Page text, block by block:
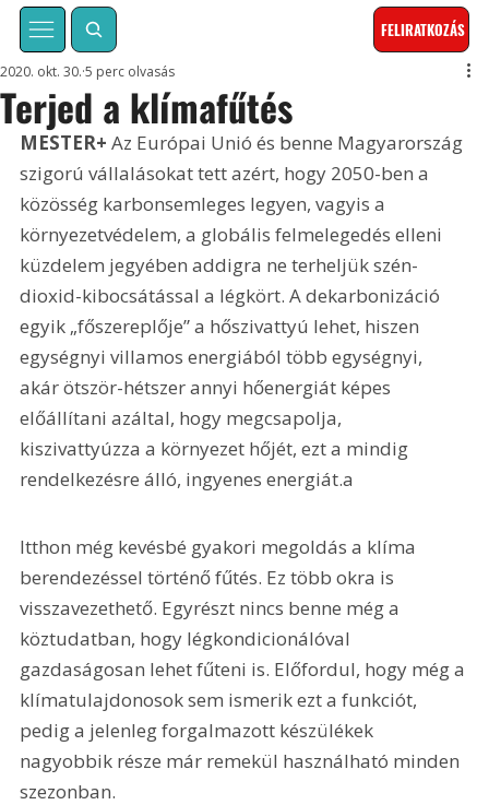
FELIRATKOZÁS
Terjed a klímafűtés
2020. okt. 30. 5 perc olvasás
MESTER+ Az Európai Unió és benne Magyarország
szigorú vállalásokat tett azért, hogy 2050-ben a
közösség karbonsemleges legyen, vagyis a
környezetvédelem, a globális felmelegedés elleni
küzdelem jegyében addigra ne terheljük szén-
dioxid-kibocsátással a légkört. A dekarbonizáció
egyik „főszereplője” a hőszivattyú lehet, hiszen
egységnyi villamos energiából több egységnyi,
akár ötször-hétszer annyi hőenergiát képes
előállítani azáltal, hogy megcsapolja,
kiszivattyúzza a környezet hőjét, ezt a mindig
rendelkezésre álló, ingyenes energiát.a
Itthon még kevésbé gyakori megoldás a klíma
berendezéssel történő fűtés. Ez több okra is
visszavezethető. Egyrészt nincs benne még a
köztudatban, hogy légkondicionálóval
gazdaságosan lehet fűteni is. Előfordul, hogy még a
klímatulajdonosok sem ismerik ezt a funkciót,
pedig a jelenleg forgalmazott készülékek
nagyobbik része már remekül használható minden
szezonban.